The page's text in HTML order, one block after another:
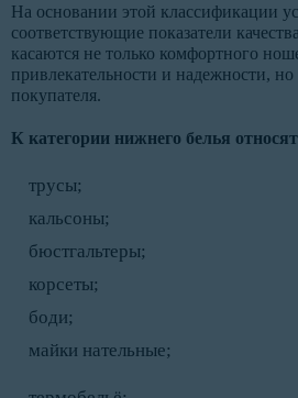
На основании этой классификации
соответствующие показатели
касаются не только комфортного
привлекательности и надежности, но
покупателя.
К категории нижнего белья
трусы;
кальсоны;
бюстгальтеры;
корсеты;
боди;
майки нательные;